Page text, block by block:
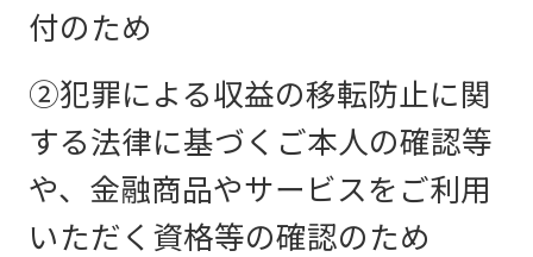
付のため
②犯罪による収益の移転防止に関
する法律に基づくご本人の確認等
や、金融商品やサービスをご利用
いただく資格等の確認のため